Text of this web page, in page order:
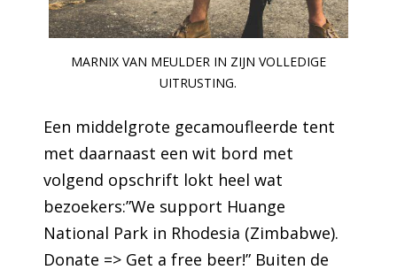
MARNIX VAN MEULDER IN ZIJN VOLLEDIGE
UITRUSTING.
Een middelgrote gecamoufleerde tent
met daarnaast een wit bord met
volgend opschrift lokt heel wat
bezoekers:”We support Huange
National Park in Rhodesia (Zimbabwe).
Donate => Get a free beer!” Buiten de